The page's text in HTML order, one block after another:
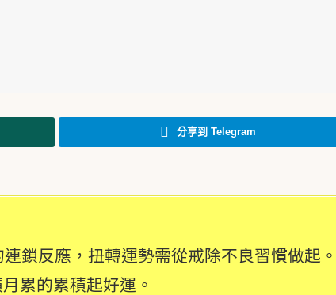
分享到 Telegram
鎖反應，扭轉運勢需從戒除不良習慣做起
累的累積起好運。